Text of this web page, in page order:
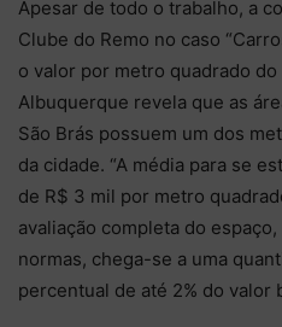
Apesar de todo o trabalho, a
Clube do Remo no caso
o valor por metro quadrado do
Albuquerque revela que as
São Brás possuem um dos
da cidade. “A média para se
de R$ 3 mil por metro
avaliação completa do
normas, chega-se a uma
percentual de até 2% do valor